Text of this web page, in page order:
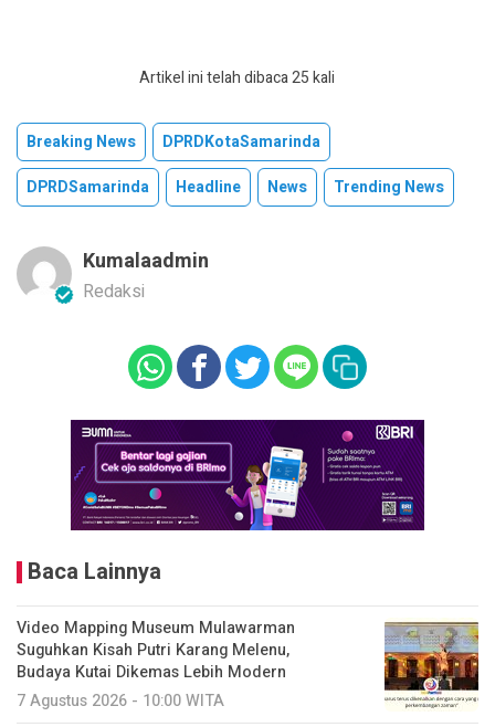
Artikel ini telah dibaca 25 kali
Breaking News
DPRDKotaSamarinda
DPRDSamarinda
Headline News Trending News
Kumalaadmin
Redaksi
Baca Lainnya
Video Mapping Museum Mulawarman
Suguhkan Kisah Putri Karang Melenu,
Budaya Kutai Dikemas Lebih Modern
7 Agustus 2026 - 10:00 WITA